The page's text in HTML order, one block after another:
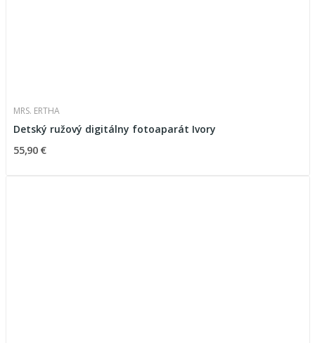
MRS. ERTHA
Detský ružový digitálny fotoaparát Ivory
55,90 €